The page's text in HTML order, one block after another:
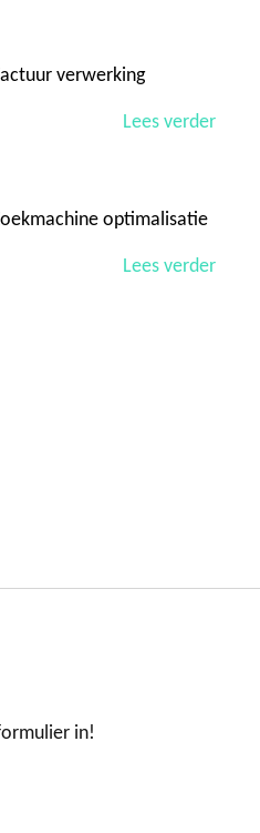
verwerking
Lees verder
optimalisatie
Lees verder
in!